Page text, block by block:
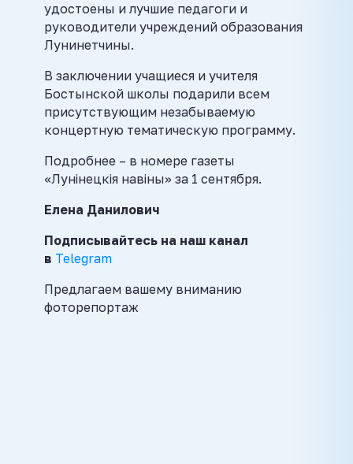
удостоены и лучшие педагоги и
руководители учреждений образования
Лунинетчины.
В заключении учащиеся и учителя
Бостынской школы подарили всем
присутствующим незабываемую
концертную тематическую программу.
Подробнее – в номере газеты
«Лунінецкія навіны» за 1 сентября.
Елена Данилович
Подписывайтесь на наш канал
в Telegram
Предлагаем вашему вниманию
фоторепортаж